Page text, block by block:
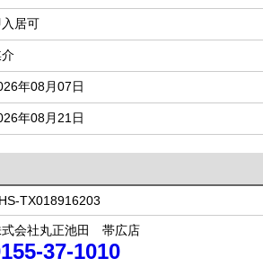
入居可
年08月07日
年08月21日
TX018916203
式会社丸正池田 帯広店
37-1010